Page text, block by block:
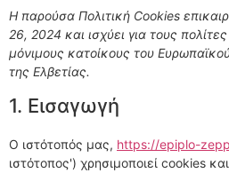
Η παρούσα Πολιτική Cookies
26, 2024 και ισχύει για τους
μόνιμους κατοίκους του
της Ελβετίας.
1. Εισαγωγή
Ο ιστότοπός μας, https://epiplo-
ιστότοπος') χρησιμοποιεί cookies